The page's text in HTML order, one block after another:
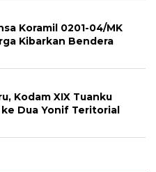
Koramil 0201-04/MK
Kibarkan Bendera
Kodam XIX Tuanku
Dua Yonif Teritorial